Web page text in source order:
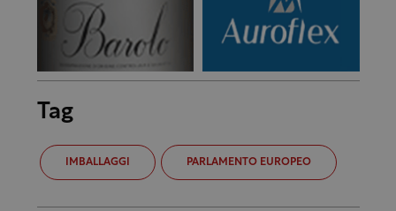
Tag
IMBALLAGGI PARLAMENTO EUROPEO